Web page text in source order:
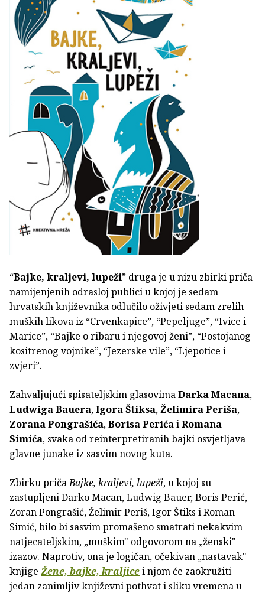
“Bajke, kraljevi, lupeži” druga je u nizu zbirki priča
namijenjenih odrasloj publici u kojoj je sedam
hrvatskih književnika odlučilo oživjeti sedam zrelih
muških likova iz “Crvenkapice”, “Pepeljuge”, “Ivice i
Marice”, “Bajke o ribaru i njegovoj ženi”, “Postojanog
kositrenog vojnike”, “Jezerske vile”, “Ljepotice i
zvjeri”.
Zahvaljujući spisateljskim glasovimaDarka Macana,
Ludwiga Bauera,Igora Štiksa,Želimira Periša,
Zorana Pongrašića,Borisa PerićaiRomana
Simića, svaka od reinterpretiranih bajki osvjetljava
glavne junake iz sasvim novog kuta.
Zbirku pričaBajke, kraljevi, lupeži, u kojoj su
zastupljeni Darko Macan, Ludwig Bauer, Boris Perić,
Zoran Pongrašić, Želimir Periš, Igor Štiks i Roman
Simić, bilo bi sasvim promašeno smatrati nekakvim
natjecateljskim, „muškim" odgovorom na „ženski"
izazov. Naprotiv, ona je logičan, očekivan „nastavak"
knjige Žene, bajke, kraljicei njom će zaokružiti
jedan zanimljiv književni pothvat i sliku vremena u